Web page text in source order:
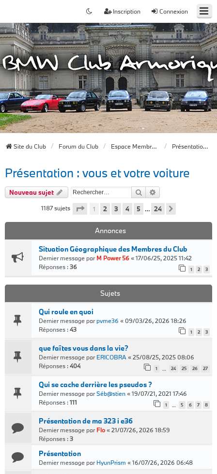
Connexion
Inscription
Site du Club Forum du Club Espace Membres du forum Présentation : vous et votre voiture
Présentation : vous et votre voiture
Nouveau sujet Rechercher
1187 sujets Page 1sur
1 2 3 4 5 … 24
Annonces
Situation Géographique des Membres du Club
Dernier message parM Power 56«17/06/25, 2025 11:42
Réponses :36 1 2 3
Sujets
Qui roule en quoi
Dernier message parpvme36 « 09/03/26, 2026 18:26
Réponses :43 1 2 3
que faîtes vous dans la vie?
Dernier message parERICOBRA «25/08/25, 2025 08:06
Réponses :404 1 … 24 25 26 27
Qui se cache derrière les pseudos ?
Dernier message parSéb@stien«19/07/21, 2021 17:46
Réponses :111 1 … 5 6 7 8
Présentation de ma 323 i e36
Dernier message parFlo«21/07/26, 2026 18:59
Réponses :3
Présentation
Dernier message parHyunPrism «16/07/26, 2026 06:48